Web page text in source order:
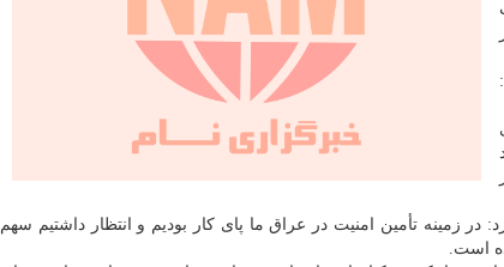
زمینه تأمین امنیت در عراق ما پای کار بودیم و انتظار داشتیم سهم
است.